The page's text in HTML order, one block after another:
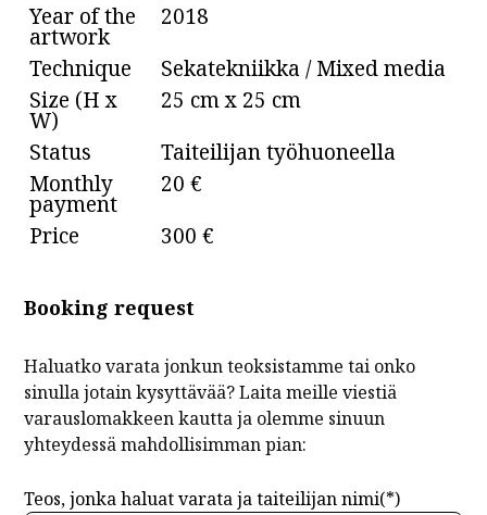
Year of the
artwork
2018
Technique
Sekatekniikka / Mixed media
Size (H x
W)
25 cm x 25 cm
Status
Taiteilijan työhuoneella
Monthly
payment
20 €
Price
300 €
Booking request
Haluatko varata jonkun teoksistamme tai onko
sinulla jotain kysyttävää? Laita meille viestiä
varauslomakkeen kautta ja olemme sinuun
yhteydessä mahdollisimman pian:
Teos, jonka haluat varata ja taiteilijan nimi(*)